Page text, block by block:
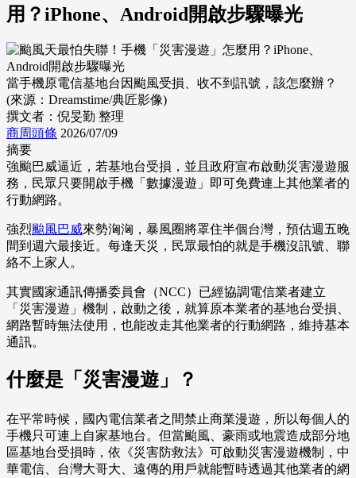
用？iPhone、Android開啟步驟曝光
當手機原電信基地台因颱風受損、收不到訊號，該怎麼辦？
(來源：Dreamstime/典匠影像)
撰文者：倪旻勤 整理
商周頭條 2026/07/09
摘要
強颱巴威逼近，若基地台受損，並且政府宣布啟動災害漫遊服
務，民眾只要開啟手機「數據漫遊」即可免費連上其他業者的
行動網路。
強烈颱風巴威來勢洶洶，暴風圈將罩住半個台灣，預估週五晚
間到週六最接近。每逢天災，民眾最怕的就是手機沒訊號、聯
絡不上家人。
其實國家通訊傳播委員會（NCC）已經協調電信業者建立
「災害漫遊」機制，啟動之後，就算原本業者的基地台受損、
網路暫時無法使用，也能改走其他業者的行動網路，維持基本
通訊。
什麼是「災害漫遊」？
在平常時候，國內電信業者之間禁止商業漫遊，所以每個人的
手機只可連上自家基地台。但當颱風、豪雨或地震造成部分地
區基地台受損時，依《災害防救法》可啟動災害漫遊機制，中
華電信、台灣大哥大、遠傳的用戶就能暫時透過其他業者的網